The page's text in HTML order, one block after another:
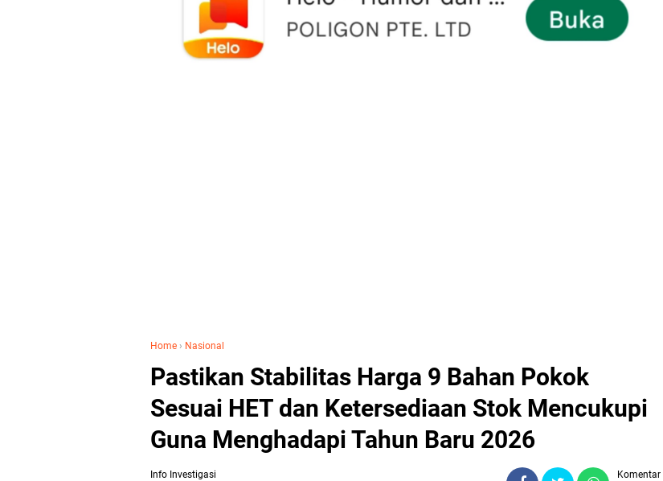
Home › Nasional
Pastikan Stabilitas Harga 9 Bahan Pokok
Sesuai HET dan Ketersediaan Stok Mencukupi
Guna Menghadapi Tahun Baru 2026
Info Investigasi
Komentar